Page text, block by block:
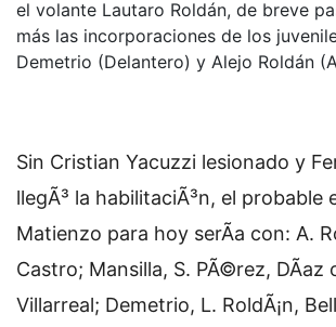
el volante Lautaro Roldán, de breve
más las incorporaciones de los
Demetrio (Delantero) y Alejo Roldán
Sin Cristian Yacuzzi lesionado y
llegÃ³ la habilitaciÃ³n, el probable
Matienzo para hoy serÃ­a con: A.
Castro; Mansilla, S. PÃ©rez, DÃ­az
Villarreal; Demetrio, L. RoldÃ¡n,